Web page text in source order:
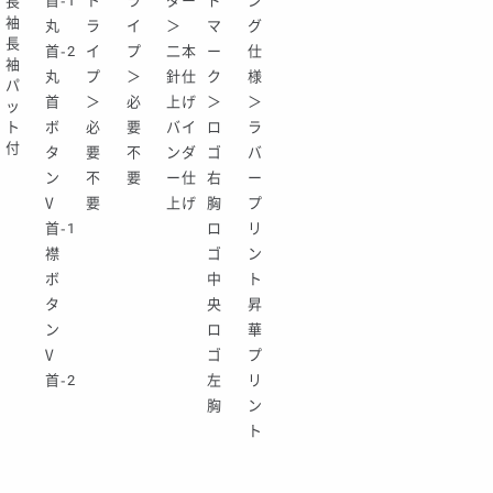
袖
長
袖
パ
ッ
ト
付
丸
首-2
丸
首
ボ
タ
ン
V
首-1
襟
ボ
タ
ン
V
首-2
ラ
イ
プ
＞
必
要
不
要
イ
プ
＞
必
要
不
要
＞
二本
針仕
上げ
バイ
ンダ
ー仕
上げ
マ
ー
ク
＞
ロ
ゴ
右
胸
ロ
ゴ
中
央
ロ
ゴ
左
胸
グ
仕
様
＞
ラ
バ
ー
プ
リ
ン
ト
昇
華
プ
リ
ン
ト